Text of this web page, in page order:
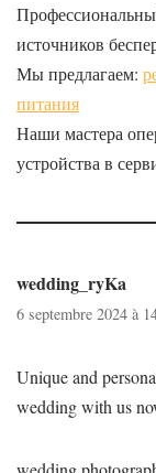
источников
Мы предлагаем:
питания
Наши мастера
устройства в
wedding_ryKa
6 septembre 2024 à
Unique and
wedding with us